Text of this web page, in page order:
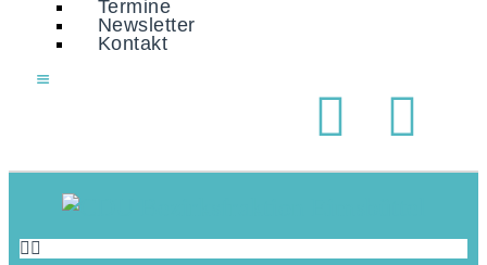
Termine
Newsletter
Kontakt